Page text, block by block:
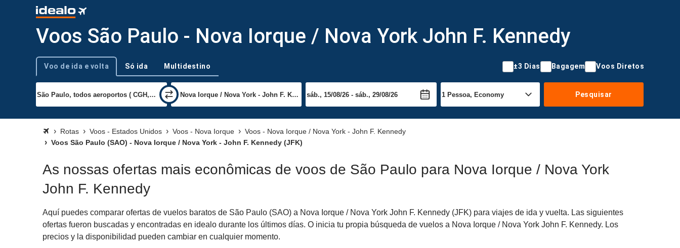
Voos São Paulo - Nova Iorque / Nova York John F. Kennedy
Tipo de viagem
Voo de ida e volta Só ida Multidestino ±3 Dias Bagagem Voos Diretos
Pesquisar
Rotas Voos - Estados Unidos Voos - Nova Iorque
Voos - Nova Iorque / Nova York - John F. Kennedy
Voos São Paulo (SAO) - Nova Iorque / Nova York - John F. Kennedy (JFK)
As nossas ofertas mais econômicas de voos de São Paulo para Nova Iorque / Nova York
John F. Kennedy
Aquí puedes comparar ofertas de vuelos baratos de São Paulo (SAO) a Nova Iorque / Nova York John F. Kennedy (JFK) para viajes de ida y vuelta. Las siguientes
ofertas fueron buscadas y encontradas en idealo durante los últimos días. O inicia tu propia búsqueda de vuelos a Nova Iorque / Nova York John F. Kennedy. Los
precios y la disponibilidad pueden cambiar en cualquier momento.